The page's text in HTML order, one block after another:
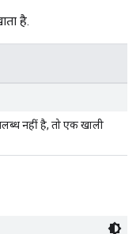
है.
नहीं है, तो एक खाली